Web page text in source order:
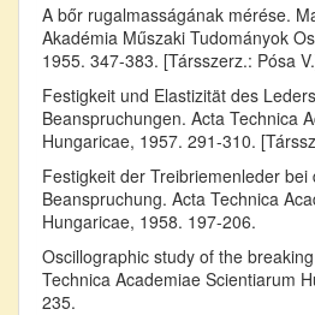
A bőr rugalmasságának mérése.
Akadémia Műszaki Tudományok
1955. 347-383. [Társszerz.: Pósa
Festigkeit und Elastizität des
Beanspruchungen. Acta Technica
Hungaricae, 1957. 291-310.
Festigkeit der Treibriemenleder bei
Beanspruchung. Acta Technica
Hungaricae, 1958. 197-206.
Oscillographic study of the
Technica Academiae Scientiarum
235.